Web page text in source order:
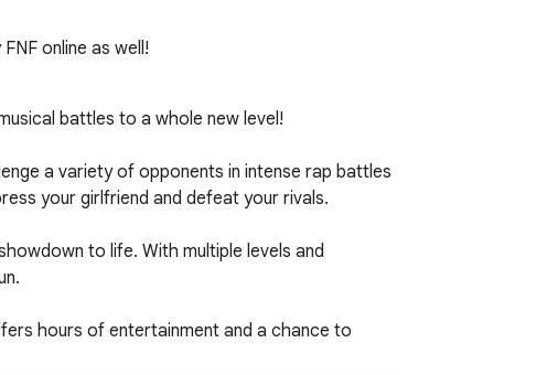
online as well!
battles to a whole new level!
a variety of opponents in intense rap battles
your girlfriend and defeat your rivals.
to life. With multiple levels and
hours of entertainment and a chance to